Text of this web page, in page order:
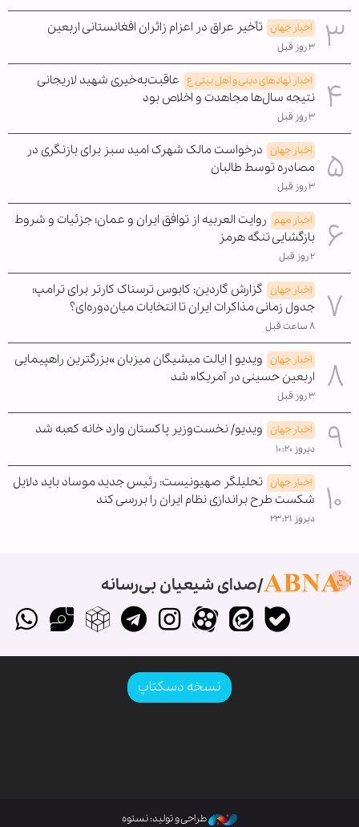
اخبار جهان تأخیر عراق در اعزام زائران افغانستانی اربعین
۳ روز قبل
اخبار نهادهای دینی و اهل بیتی ع عاقبت‌به‌خیری شهید لاریجانی
نتیجه سال‌ها مجاهدت و اخلاص بود
۳ روز قبل
اخبار جهان درخواست مالک شهرک امید سبز برای بازنگری در
مصادره توسط طالبان
۳ روز قبل
اخبار مهم روایت العربیه از توافق ایران و عمان؛ جزئیات و شروط
بازگشایی تنگه هرمز
۲ روز قبل
اخبار جهان گزارش گاردین: کابوس ترسناک کارتر برای ترامپ؛
جدول زمانی مذاکرات ایران تا انتخابات میان‌دوره‌ای؟
۸ ساعت قبل
اخبار جهان ویدیو | ایالت میشیگان میزبان »بزرگترین راهپیمایی
اربعین حسینی در آمریکا« شد
۳ روز قبل
اخبار جهان ویدیو/ نخست‌وزیر پاکستان وارد خانه کعبه شد
دیروز ۱۰:۲۰
اخبار جهان تحلیلگر صهیونیست: رئیس جدید موساد باید دلایل
شکست طرح براندازی نظام ایران را بررسی کند
دیروز ۲۳:۲۱
صدای شیعیان بی‌رسانه
نسخه دسکتاپ
طراحی و تولید: نستوه